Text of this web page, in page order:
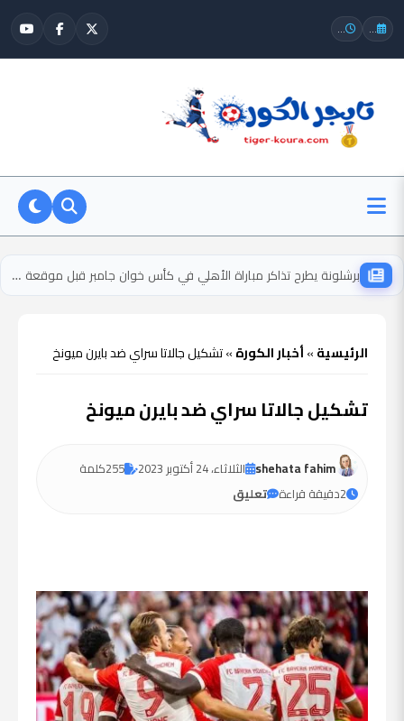
...
...
برشلونة يطرح تذاكر مباراة الأهلي في كأس خوان جامبر قبل موقعة كامب نو
الرئيسية»أخبار الكورة»تشكيل جالاتا سراي ضد بايرن ميونخ
تشكيل جالاتا سراي ضد بايرن ميونخ
shehata fahim الثلاثاء، 24 أكتوبر 2023 255كلمة
2دقيقة قراءة تعليق